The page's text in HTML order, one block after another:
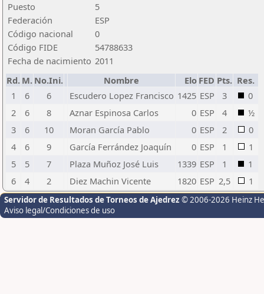
Puesto
5
Federación
ESP
Código nacional
0
Código FIDE
54788633
Fecha de nacimiento 2011
Rd. M. No.Ini. Nombre Elo FED Pts. Res.
1
6 6 Escudero Lopez Francisco 1425 ESP 3
0
2
6 8 Aznar Espinosa Carlos 0 ESP 4
½
3
6 10 Moran García Pablo 0 ESP 2
0
4
6 9 García Ferrández Joaquín 0 ESP 1
1
5
5 7 Plaza Muñoz José Luis 1339 ESP 1
1
6
4 2 Diez Machin Vicente 1820 ESP 2,5 1
Servidor de Resultados de Torneos de Ajedrez © 2006-2026 Heinz
Aviso legal/Condiciones de uso